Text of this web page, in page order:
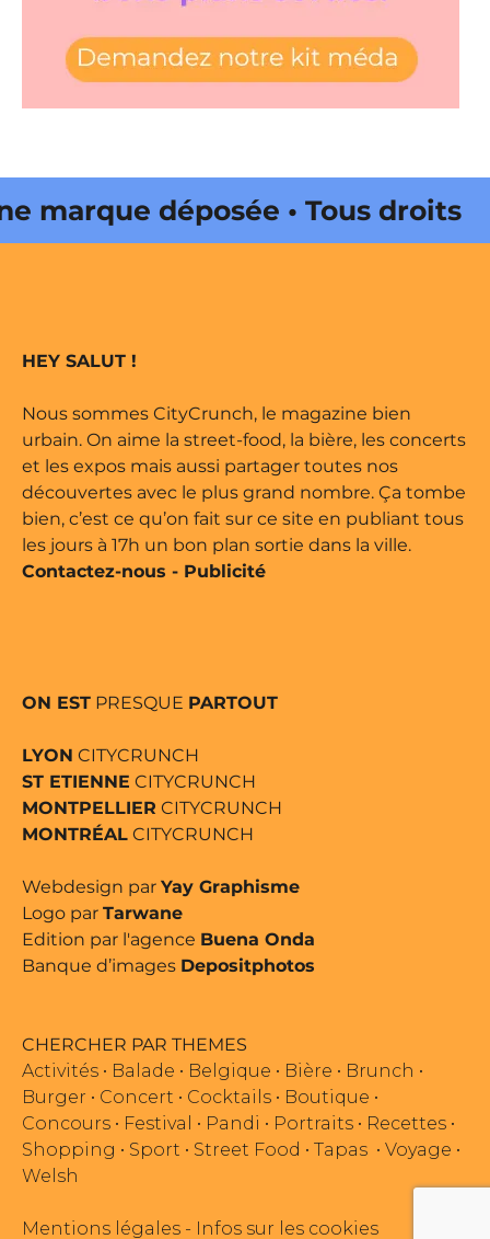
déposée • Tous droits
édité par Buena Onda Web •
HEY SALUT !
Nous sommes CityCrunch, le magazine bien
urbain. On aime la street-food, la bière, les concerts
et les expos mais aussi partager toutes nos
découvertes avec le plus grand nombre. Ça tombe
bien, c’est ce qu’on fait sur ce site en publiant tous
les jours à 17h un bon plan sortie dans la ville.
Contactez-nous - Publicité
ON EST PRESQUE PARTOUT
LYON CITYCRUNCH
ST ETIENNE CITYCRUNCH
MONTPELLIER CITYCRUNCH
MONTRÉAL CITYCRUNCH
Webdesign par Yay Graphisme
Logo par Tarwane
Edition par l'agence Buena Onda
Banque d’images Depositphotos
CHERCHER PAR THEMES
Activités • Balade • Belgique • Bière • Brunch •
Burger • Concert • Cocktails • Boutique •
Concours • Festival • Pandi • Portraits • Recettes •
Shopping • Sport • Street Food • Tapas • Voyage •
Welsh
Mentions légales - Infos sur les cookies